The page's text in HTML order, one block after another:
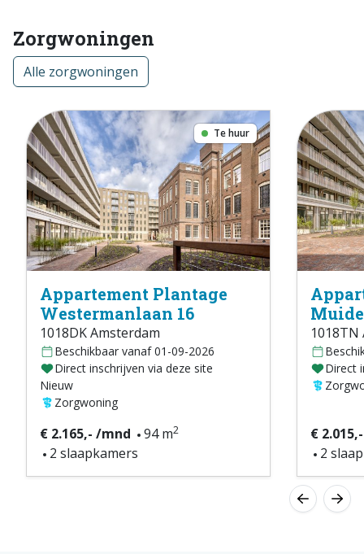
Zorgwoningen
Alle zorgwoningen
Te huur
Appartement Plantage
Westermanlaan 16
1018DK Amsterdam
Beschikbaar vanaf 01-09-2026
Direct inschrijven via deze site
Nieuw
Zorgwoning
€ 2.165,- /mnd 94 m2
2 slaapkamers
1018TN
Direct
€
2